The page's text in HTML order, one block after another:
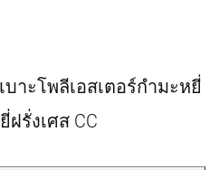
าะโพลีเอสเตอร์กำมะหยี่
ฝรั่งเศส CC